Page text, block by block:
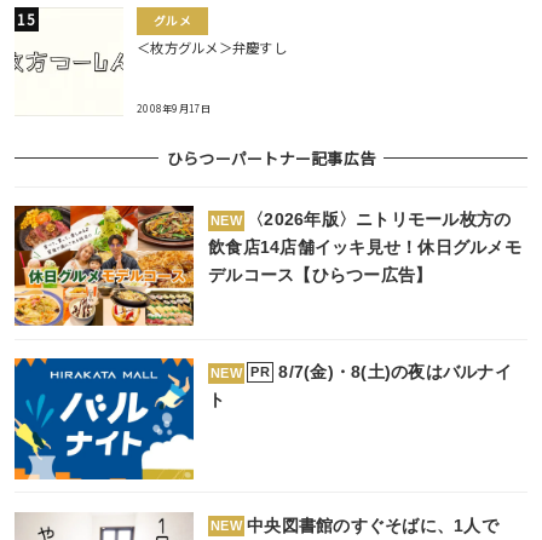
グルメ
＜枚方グルメ＞弁慶すし
2008年9月17日
ひらつーパートナー記事広告
NEW
〈2026年版〉ニトリモール枚方の
飲食店14店舗イッキ見せ！休日グルメモ
デルコース【ひらつー広告】
NEW PR
8/7(金)・8(土)の夜はバルナイ
ト
NEW 中央図書館のすぐそばに、1人で